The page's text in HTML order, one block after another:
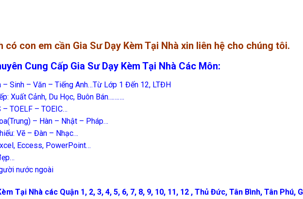
có con em cần Gia Sư Dạy Kèm Tại Nhà xin liên hệ cho chúng tôi.
Cung Cấp Gia Sư Dạy Kèm Tại Nhà Các Môn:
– Sinh – Văn – Tiếng Anh…Từ Lớp 1 Đến 12, LTĐH
Xuất Cảnh, Du Học, Buôn Bán……….
– TOELF – TOEIC…
– Hàn – Nhật – Pháp…
Vẽ – Đàn – Nhạc…
Eccess, PowerPoint…
nước ngoài
Tại Nhà các Quận 1, 2, 3, 4, 5, 6, 7, 8, 9, 10, 11, 12 , Thủ Đức, Tân Bình, Tân Phú,